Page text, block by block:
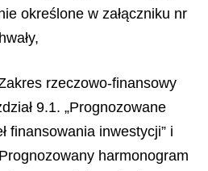
określone w załączniku nr
rzeczowo-finansowy
9.1. „Prognozowane
finansowania inwestycji” i
harmonogram